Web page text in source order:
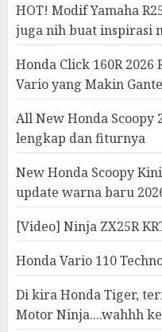
HOT! Modif Yamaha
juga nih buat inspirasi
Honda Click 160R
Vario yang Makin
All New Honda Scoopy
lengkap dan fiturnya
New Honda Scoopy
update warna baru
[Video] Ninja ZX25R
Honda Vario 110
Di kira Honda Tiger,
Motor Ninja....wahhh